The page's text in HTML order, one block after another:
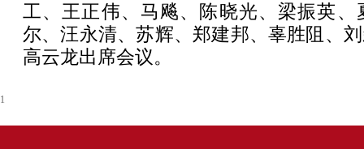
工、王正伟、马飚、陈晓光、梁振英、
尔、汪永清、苏辉、郑建邦、辜胜阻、
高云龙出席会议。
1